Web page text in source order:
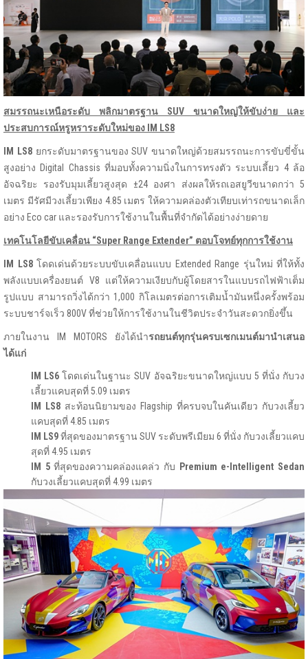
สมรรถนะเหนือระดับ พลิกมาตรฐาน SUV ขนาดใหญ่ให้ขับง่าย และ
ประสบการณ์หรูหราระดับใหม่ของ IM LS8
IM LS8ยกระดับมาตรฐานของ SUV ขนาดใหญ่ด้วยสมรรถนะการขับขี่ขั้น
สูงอย่าง Digital Chassis ที่มอบทั้งความนิ่งในการทรงตัว ระบบเลี้ยว 4 ล้อ
อัจฉริยะ รองรับมุมเลี้ยวสูงสุด ±24 องศา ส่งผลให้รถเอสยูวีขนาดกว่า 5
เมตร มีรัศมีวงเลี้ยวเพียง 4.85 เมตร ให้ความคล่องตัวเทียบเท่ารถขนาดเล็ก
อย่าง Eco car และรองรับการใช้งานในพื้นที่จำกัดได้อย่างง่ายดาย
เทคโนโลยีขับเคลื่อน “Super Range Extender” ตอบโจทย์ทุกการใช้งาน
IM LS8โดดเด่นด้วยระบบขับเคลื่อนแบบ Extended Range รุ่นใหม่ ที่ให้ทั้ง
พลังแบบเครื่องยนต์ V8 แต่ให้ความเงียบกับผู้โดยสารในแบบรถไฟฟ้าเต็ม
รูปแบบ สามารถวิ่งได้กว่า 1,000 กิโลเมตรต่อการเติมน้ำมันหนึ่งครั้งพร้อม
ระบบชาร์จเร็ว 800V ที่ช่วยให้การใช้งานในชีวิตประจำวันสะดวกยิ่งขึ้น
ภายในงาน IM MOTORS ยังได้นำรถยนต์ทุกรุ่นครบเซกเมนต์มานำเสนอ
ได้แก่
IM LS6 โดดเด่นในฐานะ SUV อัจฉริยะขนาดใหญ่แบบ 5 ที่นั่ง กับวง
เลี้ยวแคบสุดที่ 5.09 เมตร
IM LS8 สะท้อนนิยามของ Flagship ที่ครบจบในคันเดียว กับวงเลี้ยว
แคบสุดที่ 4.85 เมตร
IM LS9ที่สุดของมาตรฐาน SUV ระดับพรีเมียม 6 ที่นั่ง กับวงเลี้ยวแคบ
สุดที่ 4.95 เมตร
IM 5ที่สุดของความคล่องแคล่ว กับ Premium e-Intelligent Sedan
กับวงเลี้ยวแคบสุดที่ 4.99 เมตร